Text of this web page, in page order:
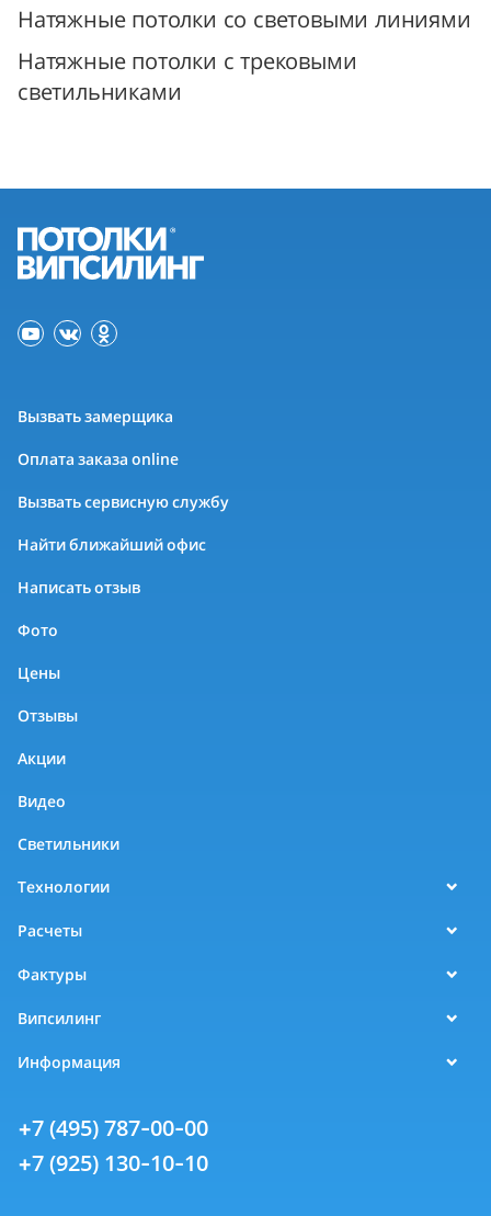
Натяжные потолки со световыми линиями
Натяжные потолки с трековыми
светильниками
Вызвать замерщика
Оплата заказа online
Вызвать сервисную службу
Найти ближайший офис
Написать отзыв
Фото
Цены
Отзывы
Акции
Видео
Светильники
Технологии
Расчеты
Фактуры
Випсилинг
Информация
+7 (495) 787-00-00
+7 (925) 130-10-10